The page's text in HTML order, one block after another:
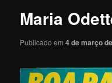
Maria
Publicado em4 de março